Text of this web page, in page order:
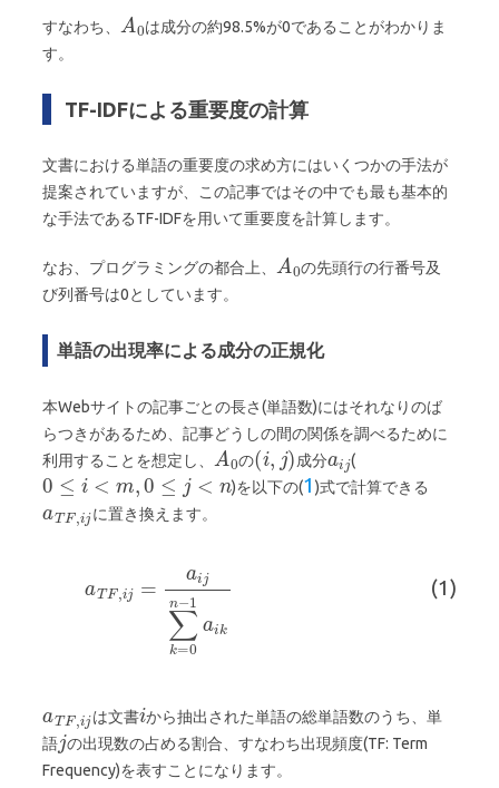
すなわち、
は成分の約98.5%が0であることがわかりま
す。
TF-IDFによる重要度の計算
文書における単語の重要度の求め方にはいくつかの手法が
提案されていますが、この記事ではその中でも最も基本的
な手法であるTF-IDFを用いて重要度を計算します。
なお、プログラミングの都合上、
の先頭行の行番号及
び列番号は0としています。
単語の出現率による成分の正規化
本Webサイトの記事ごとの長さ(単語数)にはそれなりのば
らつきがあるため、記事どうしの間の関係を調べるために
利用することを想定し、
の 成分
(
)を以下の( 1)式で計算できる
に置き換えます。
(1)
は文書 から抽出された単語の総単語数のうち、単
語 の出現数の占める割合、すなわち出現頻度(TF: Term
Frequency)を表すことになります。